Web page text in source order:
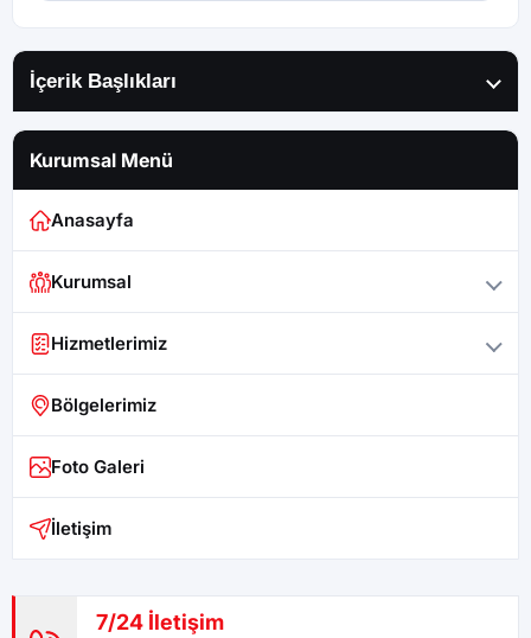
İçerik Başlıkları
Kurumsal Menü
Anasayfa
Kurumsal
Hizmetlerimiz
Bölgelerimiz
Foto Galeri
İletişim
7/24 İletişim